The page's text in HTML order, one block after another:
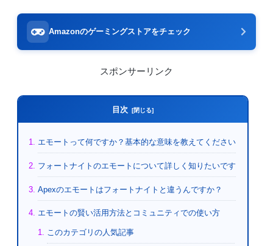
Amazonのゲーミングストアをチェック
スポンサーリンク
目次
エモートって何ですか？基本的な意味を教えてください
フォートナイトのエモートについて詳しく知りたいです
Apexのエモートはフォートナイトと違うんですか？
エモートの賢い活用方法とコミュニティでの使い方
このカテゴリの人気記事